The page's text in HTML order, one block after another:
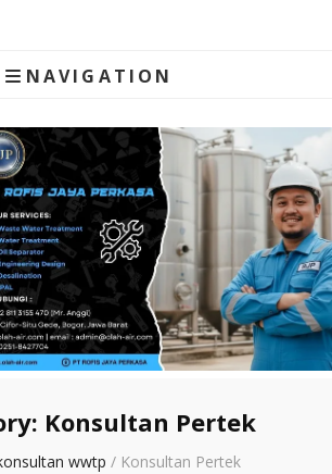
NAVIGATION
Konsultan Pertek
wwtp / Konsultan Pertek